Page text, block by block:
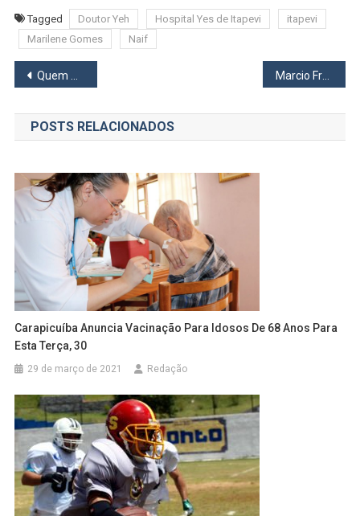
Tagged Doutor Yeh Hospital Yes de Itapevi
itapevi
Marilene Gomes
Naif
Navegação
de
Post
Quem Sou Eu Para Questionar?
POSTS RELACIONADOS
Carapicuíba Anuncia Vacinação Para Idosos De 68 Anos Para
Esta Terça, 30
29 de março de 2021 Redação